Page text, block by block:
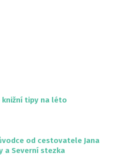
tipy na léto
od cestovatele Jana
a Severní stezka